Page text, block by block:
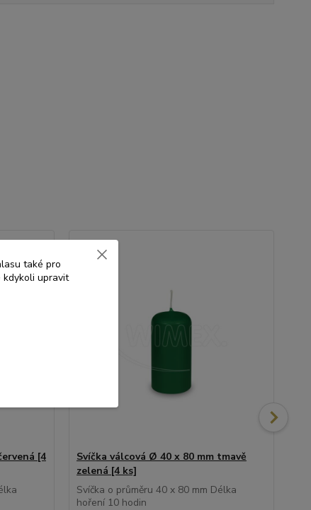
[4
Svíčka válcová Ø 40 x 80 mm tmavě
zelená [4 ks]
Svíčka o průměru 40 x 80 mm Délka
hoření 10 hodin
také pro
kdykoli upravit